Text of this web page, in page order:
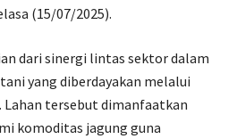
(15/07/2025).
dari sinergi lintas sektor dalam
yang diberdayakan melalui
Lahan tersebut dimanfaatkan
komoditas jagung guna